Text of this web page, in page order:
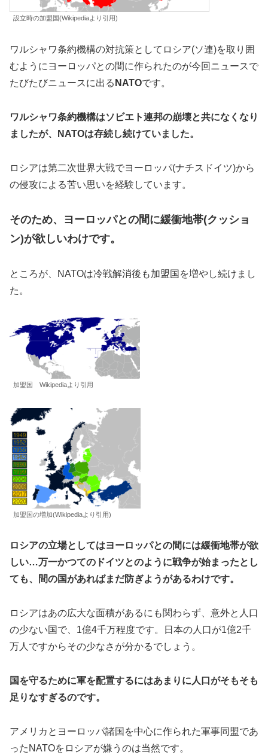
設立時の加盟国(Wikipediaより引用)
ワルシャワ条約機構の対抗策としてロシア(ソ連)を取り囲
むようにヨーロッパとの間に作られたのが今回ニュースで
たびたびニュースに出る NATOです。
ワルシャワ条約機構はソビエト連邦の崩壊と共になくなり
ましたが、NATOは存続し続けていました。
ロシアは第二次世界大戦でヨーロッパ(ナチスドイツ)から
の侵攻による苦い思いを経験しています。
そのため、ヨーロッパとの間に緩衝地帯(クッショ
ン)が欲しいわけです。
ところが、NATOは冷戦解消後も加盟国を増やし続けまし
た。
加盟国 Wikipediaより引用
加盟国の増加(Wikipediaより引用)
ロシアの立場としてはヨーロッパとの間には緩衝地帯が欲
しい…万一かつてのドイツとのように戦争が始まったとし
ても、間の国があればまだ防ぎようがあるわけです。
ロシアはあの広大な面積があるにも関わらず、意外と人口
の少ない国で、1億4千万程度です。日本の人口が1億2千
万人ですからその少なさが分かるでしょう。
国を守るために軍を配置するにはあまりに人口がそもそも
足りなすぎるのです。
アメリカとヨーロッパ諸国を中心に作られた軍事同盟であ
ったNATOをロシアが嫌うのは当然です。